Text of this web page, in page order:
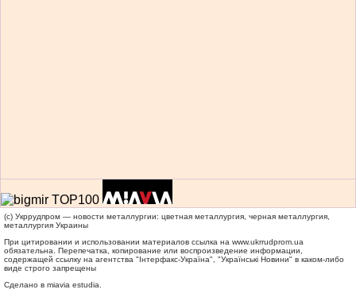
(c) Укррудпром — новости металлургии: цветная металлургия, черная металлургия,
металлургия Украины
При цитировании и использовании материалов ссылка на www.ukrrudprom.ua
обязательна. Перепечатка, копирование или воспроизведение информации,
содержащей ссылку на агентства "Iнтерфакс-Україна", "Українськi Новини" в каком-либо
виде строго запрещены
Сделано в miavia estudia.